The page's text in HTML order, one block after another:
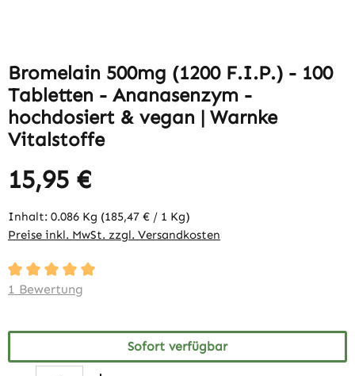
Bromelain 500mg (1200 F.I.P.) - 100
Tabletten - Ananasenzym -
hochdosiert & vegan | Warnke
Vitalstoffe
15,95 €
Inhalt: 0.086 Kg (185,47 € / 1 Kg)
Preise inkl. MwSt. zzgl. Versandkosten
Durchschnittliche Bewertung von 5 von 5 Sternen
1 Bewertung
Sofort verfügbar